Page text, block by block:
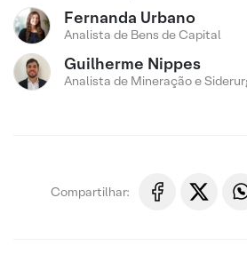
Fernanda Urbano
Analista de Bens de Capital
Guilherme Nippes
Analista de Mineração e
Compartilhar: